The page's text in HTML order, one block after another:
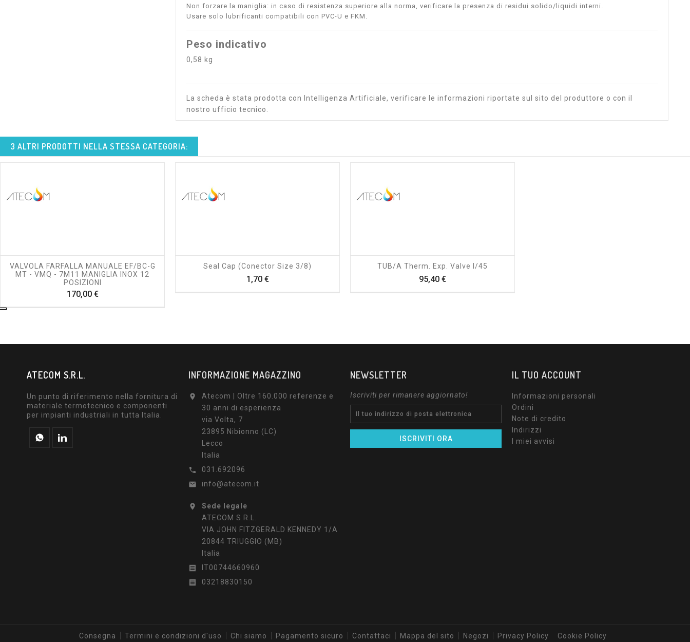
Non forzare la maniglia: in caso di resistenza superiore alla norma, verificare la presenza di residui solido/liquidi interni.
Usare solo lubrificanti compatibili con PVC-U e FKM.
Peso indicativo
0,58 kg
La scheda è stata prodotta con Intelligenza Artificiale, verificare le informazioni riportate sul sito del produttore o con il
nostro ufficio tecnico.
3 ALTRI PRODOTTI NELLA STESSA CATEGORIA:
VALVOLA FARFALLA MANUALE EF/BC-G
MT - VMQ - 7M11 MANIGLIA INOX 12
POSIZIONI
170,00 €Prezzo
Seal Cap (Conector Size 3/8)
1,70 €Prezzo
TUB/a Therm. Exp. Valve I/45
95,40 €Prezzo
ATECOM S.R.L.
Un punto di riferimento nella fornitura di
materiale termotecnico e componenti
per impianti industriali in tutta Italia.
INFORMAZIONE MAGAZZINO

Atecom | Oltre 160.000 referenze e
30 anni di esperienza
via Volta, 7
23895 Nibionno (LC)
Lecco
Italia

031.692096

info@atecom.it

Sede legale
ATECOM S.R.L.
VIA JOHN FITZGERALD KENNEDY 1/A
20844 TRIUGGIO (MB)
Italia

IT00744660960

03218830150
NEWSLETTER
Iscriviti per rimanere aggiornato!
IL TUO ACCOUNT
Informazioni personali
Ordini
Note di credito
Indirizzi
I miei avvisi
Consegna Termini e condizioni d'uso Chi siamo Pagamento sicuro Contattaci Mappa del sito Negozi Privacy Policy Cookie Policy